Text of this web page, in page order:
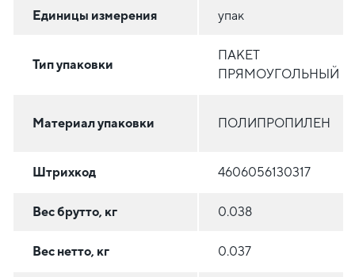
Единицы измерения упак
Тип упаковки
ПАКЕТ
ПРЯМОУГОЛЬНЫЙ
Материал упаковки ПОЛИПРОПИЛЕН
Штрихкод 4606056130317
Вес брутто, кг 0.038
Вес нетто, кг 0.037